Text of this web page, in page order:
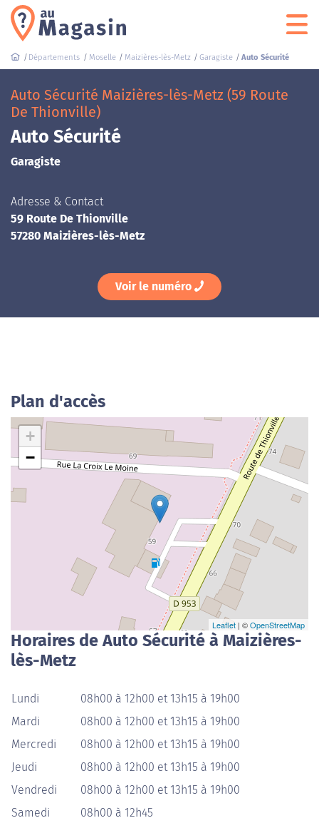
Départements Moselle Maizières-lès-Metz Garagiste Auto Sécurité
Auto Sécurité Maizières-lès-Metz (59 Route
De Thionville)
Auto Sécurité
Garagiste
Adresse & Contact
59 Route De Thionville
57280 Maizières-lès-Metz
Voir le numéro
Plan d'accès
+
−
Leaflet | ©OpenStreetMap
Horaires de Auto Sécurité à Maizières-
lès-Metz
Lundi
08h00 à 12h00 et 13h15 à 19h00
Mardi
08h00 à 12h00 et 13h15 à 19h00
Mercredi
08h00 à 12h00 et 13h15 à 19h00
Jeudi
08h00 à 12h00 et 13h15 à 19h00
Vendredi
08h00 à 12h00 et 13h15 à 19h00
Samedi
08h00 à 12h45